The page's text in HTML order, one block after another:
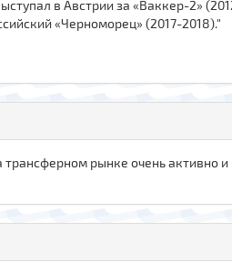
в Австрии за «Ваккер-2»
«Черноморец» (2017-2018)."
рынке очень активно